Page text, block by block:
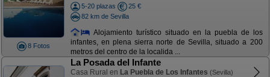
8 Fotos
5-20 plazas
25 €
82 km de Sevilla
Alojamiento turístico situado en la puebla de los
infantes, en plena sierra norte de Sevilla, situado a 200
metros del centro de la localida ...
La Posada del Infante
Casa Rural en La Puebla de Los Infantes (Sevilla)